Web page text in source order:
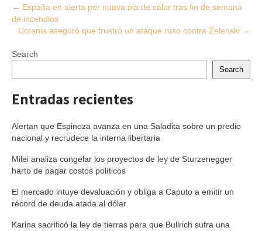
Post
navigation
← España en alerta por nueva ola de calor tras fin de semana
de incendios
Ucrania aseguró que frustró un ataque ruso contra Zelenski →
Search
Search
Entradas recientes
Alertan que Espinoza avanza en una Saladita sobre un predio
nacional y recrudece la interna libertaria
Milei analiza congelar los proyectos de ley de Sturzenegger
harto de pagar costos políticos
El mercado intuye devaluación y obliga a Caputo a emitir un
récord de deuda atada al dólar
Karina sacrificó la ley de tierras para que Bullrich sufra una